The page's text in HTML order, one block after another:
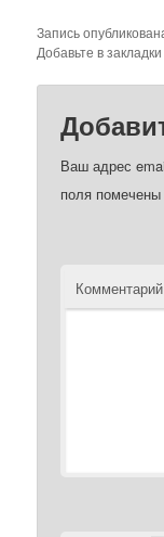
Запись
Добавьте в
Ваш адрес
поля
Комментарий